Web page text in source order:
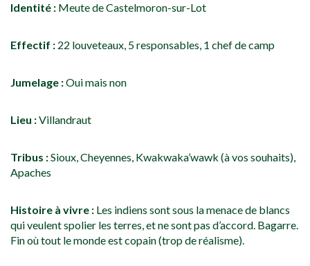
Identité : Meute de Castelmoron-sur-Lot
Effectif : 22 louveteaux, 5 responsables, 1 chef de camp
Jumelage :Oui mais non
Lieu :Villandraut
Tribus :Sioux, Cheyennes, Kwakwaka’wawk (à vos souhaits),
Apaches
Histoire à vivre : Les indiens sont sous la menace de blancs
qui veulent spolier les terres, et ne sont pas d’accord. Bagarre.
Fin où tout le monde est copain (trop de réalisme).